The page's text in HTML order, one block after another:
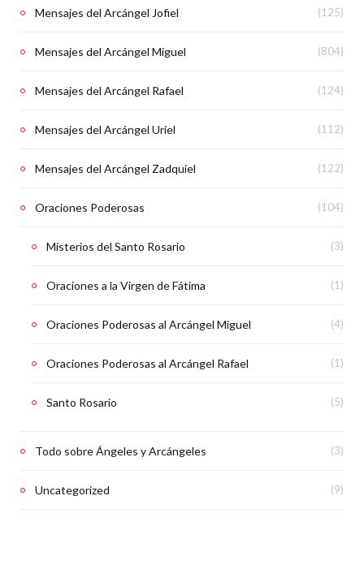
Mensajes del Arcángel Jofiel (125)
Mensajes del Arcángel Miguel (804)
Mensajes del Arcángel Rafael (124)
Mensajes del Arcángel Uriel (112)
Mensajes del Arcángel Zadquiel (122)
Oraciones Poderosas (104)
Misterios del Santo Rosario (3)
Oraciones a la Virgen de Fátima (1)
Oraciones Poderosas al Arcángel Miguel (4)
Oraciones Poderosas al Arcángel Rafael (1)
Santo Rosario (5)
Todo sobre Ángeles y Arcángeles (3)
Uncategorized (9)